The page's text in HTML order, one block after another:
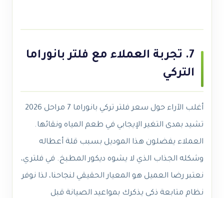
7. تجربة العملاء مع فلتر بانوراما
التركي
أغلب الآراء حول سعر فلتر تركي بانوراما 7 مراحل 2026
تشيد بمدى التغير الإيجابي في طعم المياه ونقائها.
العملاء يفضلون هذا الموديل بسبب قلة أعطاله
وشكله الجذاب الذي لا يشوه ديكور المطبخ. في فلتري،
نعتبر رضا العميل هو المعيار الحقيقي لنجاحنا، لذا نوفر
نظام متابعة ذكى يذكرك بمواعيد الصيانة قبل